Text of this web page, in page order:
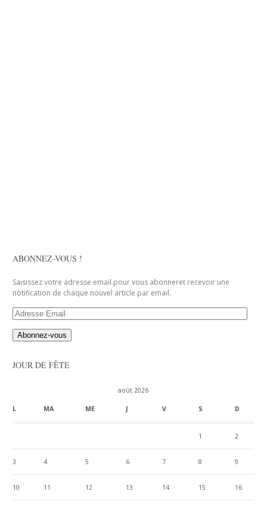
ABONNEZ-VOUS !
Saisissez votre adresse email pour vous abonneret recevoir une
notification de chaque nouvel article par email.
Adresse
Email
JOUR DE FÊTE
août 2026
L MA ME J V S D
1 2
3 4 5 6 7 8 9
10 11 12 13 14 15 16